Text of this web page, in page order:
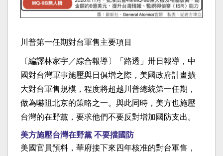
川普第一任期對台軍售主要項目
〔編譯林家宇／綜合報導〕「路透」卅日報導，中
國對台灣軍事施壓與日俱增之際，美國政府計畫擴
大對台軍售規模，程度將超越川普總統第一任期，
做為嚇阻北京的策略之一。與此同時，美方也施壓
台灣的在野黨，要求他們不要反對增加國防支出。
美方施壓台灣在野黨 不要擋國防
美國官員預料，華府接下來四年核准的對台軍售，